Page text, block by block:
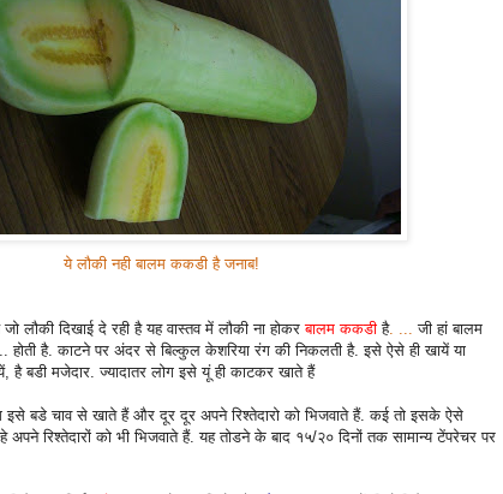
ये लौकी नही बालम ककडी है जनाब!
लौकी दिखाई दे रही है यह वास्तव में लौकी ना होकरबालम ककडी है. ... जी हां बालम
होती है. काटने पर अंदर से बिल्कुल केशरिया रंग की निकलती है. इसे ऐसे ही खायें या
है बडी मजेदार. ज्यादातर लोग इसे यूं ही काटकर खाते हैं
इसे बडे चाव से खाते हैं और दूर दूर अपने रिश्तेदारो को भिजवाते हैं. कई तो इसके ऐसे
अपने रिश्तेदारों को भी भिजवाते हैं. यह तोडने के बाद १५/२० दिनों तक सामान्य टेंपरेचर पर